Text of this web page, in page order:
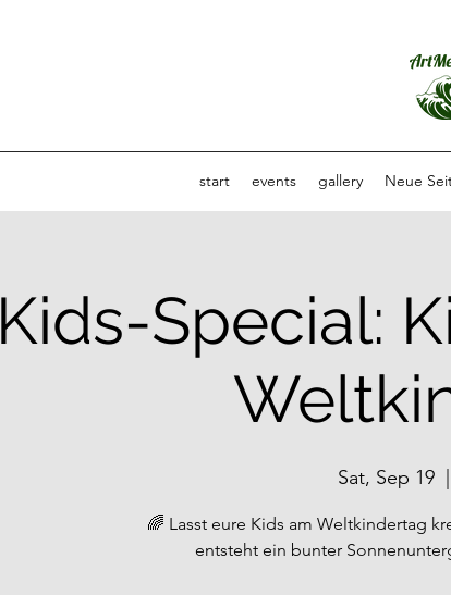
start events gallery Neue
Kids-Special:
Sat, Sep 19
🌈 Lasst eure Kids am Weltkindertag
entsteht ein bunter